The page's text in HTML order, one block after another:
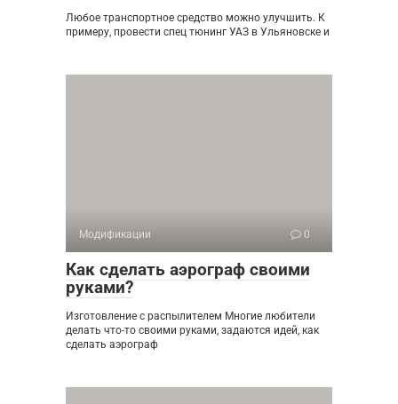
Любое транспортное средство можно улучшить. К
примеру, провести спец тюнинг УАЗ в Ульяновске и
Модификации 0
Как сделать аэрограф своими
руками?
Изготовление с распылителем Многие любители
делать что-то своими руками, задаются идей, как
сделать аэрограф